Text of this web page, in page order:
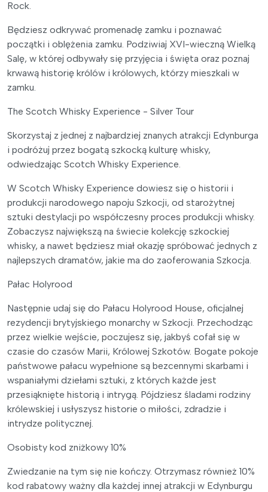
Rock.
Będziesz odkrywać promenadę zamku i poznawać
początki i oblężenia zamku. Podziwiaj XVI-wieczną Wielką
Salę, w której odbywały się przyjęcia i święta oraz poznaj
krwawą historię królów i królowych, którzy mieszkali w
zamku.
The Scotch Whisky Experience - Silver Tour
Skorzystaj z jednej z najbardziej znanych atrakcji Edynburga
i podróżuj przez bogatą szkocką kulturę whisky,
odwiedzając Scotch Whisky Experience.
W Scotch Whisky Experience dowiesz się o historii i
produkcji narodowego napoju Szkocji, od starożytnej
sztuki destylacji po współczesny proces produkcji whisky.
Zobaczysz największą na świecie kolekcję szkockiej
whisky, a nawet będziesz miał okazję spróbować jednych z
najlepszych dramatów, jakie ma do zaoferowania Szkocja.
Pałac Holyrood
Następnie udaj się do Pałacu Holyrood House, oficjalnej
rezydencji brytyjskiego monarchy w Szkocji. Przechodząc
przez wielkie wejście, poczujesz się, jakbyś cofał się w
czasie do czasów Marii, Królowej Szkotów. Bogate pokoje
państwowe pałacu wypełnione są bezcennymi skarbami i
wspaniałymi dziełami sztuki, z których każde jest
przesiąknięte historią i intrygą. Pójdziesz śladami rodziny
królewskiej i usłyszysz historie o miłości, zdradzie i
intrydze politycznej.
Osobisty kod zniżkowy 10%
Zwiedzanie na tym się nie kończy. Otrzymasz również 10%
kod rabatowy ważny dla każdej innej atrakcji w Edynburgu